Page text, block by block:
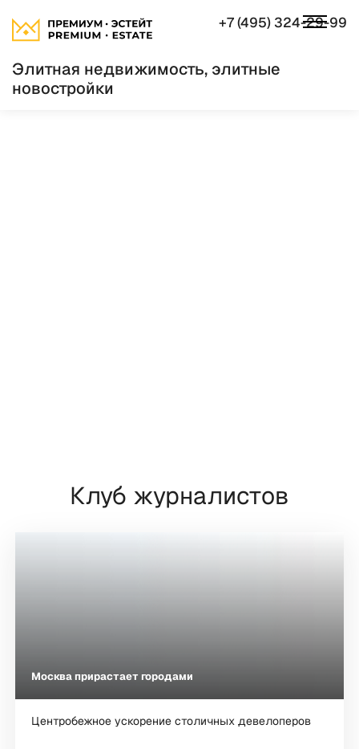
Элитная недвижимость, элитные
новостройки
+7 (495) 324-29-99
Клуб журналистов
Москва прирастает городами
Центробежное ускорение столичных девелоперов